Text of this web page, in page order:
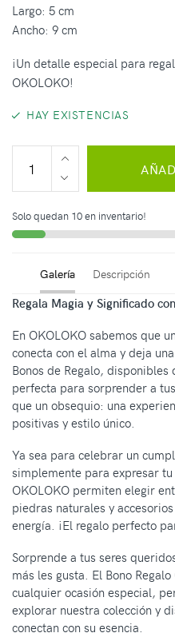
Largo: 5 cm
Ancho: 9 cm
¡Un detalle especial para
OKOLOKO!
HAY EXISTENCIAS
Solo quedan 10 en inventario!
Galería Descripción
Regala Magia y Significado
En OKOLOKO sabemos que
conecta con el alma y deja
Bonos de Regalo,
perfecta para sorprender a
que un obsequio: una
positivas y estilo único.
Ya sea para celebrar un
simplemente para expresar
OKOLOKO permiten elegir
piedras naturales y
energía. ¡El regalo perfecto
Sorprende a tus seres
más les gusta. El Bono
cualquier ocasión especial,
explorar nuestra colección y
conectan con su esencia.